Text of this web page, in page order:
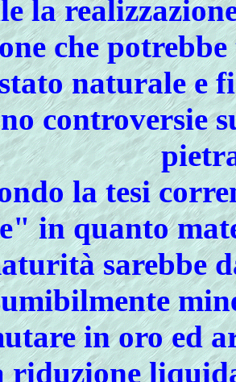
la
che
naturale e
controversie
la tesi
in quanto
sarebbe
in oro ed
riduzione